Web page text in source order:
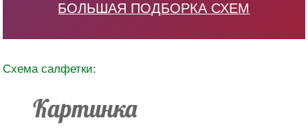
БОЛЬШАЯ ПОДБОРКА СХЕМ
Схема салфетки: